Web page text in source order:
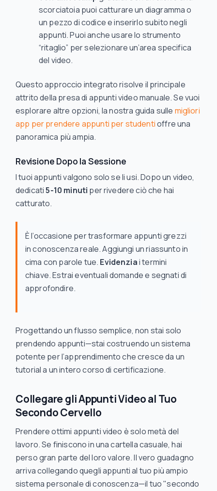
scorciatoia puoi catturare un diagramma o
un pezzo di codice e inserirlo subito negli
appunti. Puoi anche usare lo strumento
“ritaglio” per selezionare un’area specifica
del video.
Questo approccio integrato risolve il principale
attrito della presa di appunti video manuale. Se vuoi
esplorare altre opzioni, la nostra guida sulle migliori
app per prendere appunti per studentioffre una
panoramica più ampia.
Revisione Dopo la Sessione
I tuoi appunti valgono solo se li usi. Dopo un video,
dedicati5-10 minuti per rivedere ciò che hai
catturato.
È l’occasione per trasformare appunti grezzi
in conoscenza reale. Aggiungi un riassunto in
cima con parole tue. Evidenziai termini
chiave. Estrai eventuali domande e segnati di
approfondire.
Progettando un flusso semplice, non stai solo
prendendo appunti—stai costruendo un sistema
potente per l’apprendimento che cresce da un
tutorial a un intero corso di certificazione.
Collegare gli Appunti Video al Tuo
Secondo Cervello
Prendere ottimi appunti video è solo metà del
lavoro. Se finiscono in una cartella casuale, hai
perso gran parte del loro valore. Il vero guadagno
arriva collegando quegli appunti al tuo più ampio
sistema personale di conoscenza—il tuo "secondo